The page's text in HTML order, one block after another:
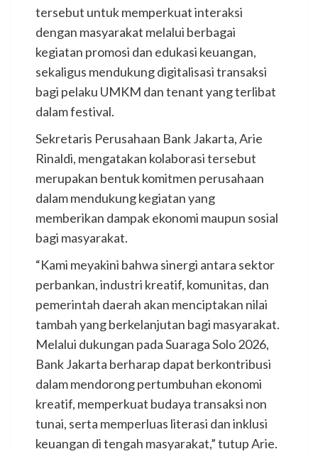
tersebut untuk memperkuat interaksi
dengan masyarakat melalui berbagai
kegiatan promosi dan edukasi keuangan,
sekaligus mendukung digitalisasi transaksi
bagi pelaku UMKM dan tenant yang terlibat
dalam festival.
Sekretaris Perusahaan Bank Jakarta, Arie
Rinaldi, mengatakan kolaborasi tersebut
merupakan bentuk komitmen perusahaan
dalam mendukung kegiatan yang
memberikan dampak ekonomi maupun sosial
bagi masyarakat.
“Kami meyakini bahwa sinergi antara sektor
perbankan, industri kreatif, komunitas, dan
pemerintah daerah akan menciptakan nilai
tambah yang berkelanjutan bagi masyarakat.
Melalui dukungan pada Suaraga Solo 2026,
Bank Jakarta berharap dapat berkontribusi
dalam mendorong pertumbuhan ekonomi
kreatif, memperkuat budaya transaksi non
tunai, serta memperluas literasi dan inklusi
keuangan di tengah masyarakat,” tutup Arie.